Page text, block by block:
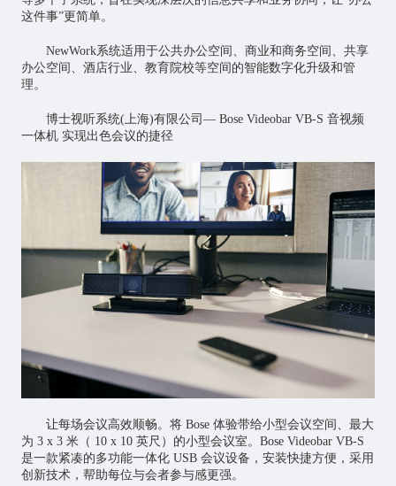
这件事”更简单。
NewWork系统适用于公共办公空间、商业和商务空间、共享
办公空间、酒店行业、教育院校等空间的智能数字化升级和管
理。
博士视听系统(上海)有限公司— Bose Videobar VB-S 音视频
一体机 实现出色会议的捷径
让每场会议高效顺畅。将 Bose 体验带给小型会议空间、最大
为 3 x 3 米（ 10 x 10 英尺）的小型会议室。Bose Videobar VB-S
是一款紧凑的多功能一体化 USB 会议设备，安装快捷方便，采用
创新技术，帮助每位与会者参与感更强。